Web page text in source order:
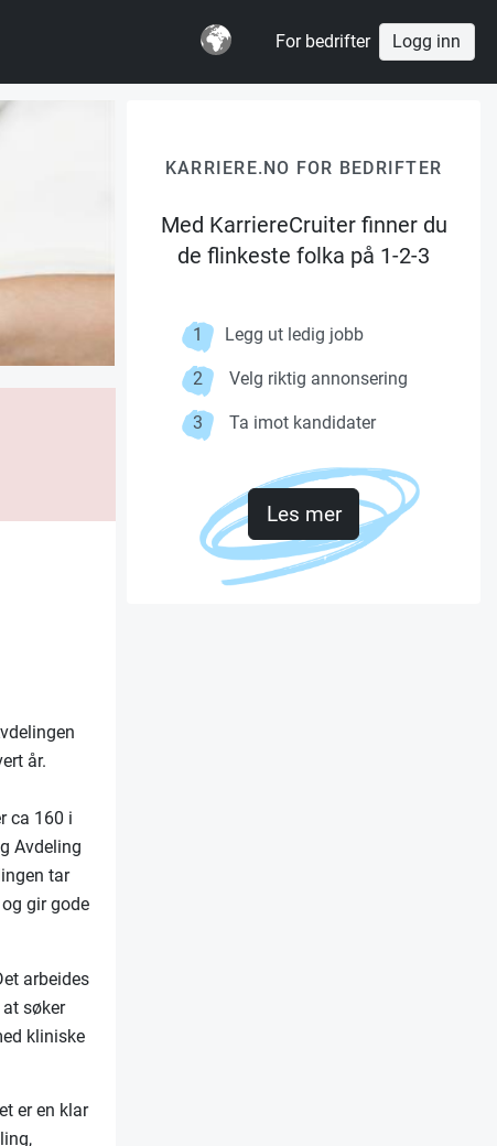
For bedrifter Logg inn
år.
ca 160 i
Avdeling
tar
gir gode
arbeides
søker
kliniske
er en klar
KARRIERE.NO FOR BEDRIFTER
Med KarriereCruiter finner du
de flinkeste folka på 1-2-3
1 Legg ut ledig jobb
2 Velg riktig annonsering
3 Ta imot kandidater
Les mer